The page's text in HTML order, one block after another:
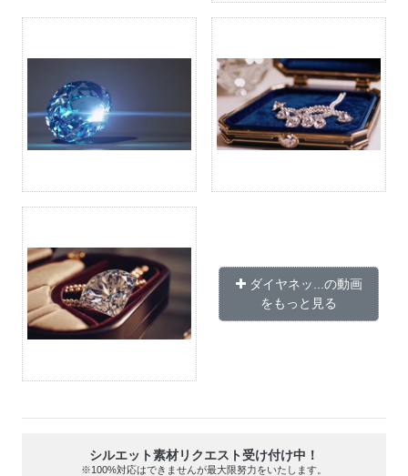
ダイヤネッ...の動画
をもっと見る
シルエット素材リクエスト受け付け中！
※100%対応はできませんが最大限努力をいたします。